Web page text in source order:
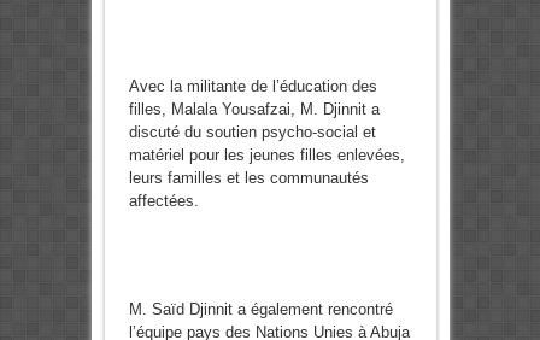
Avec la militante de l’éducation des
filles, Malala Yousafzai, M. Djinnit a
discuté du soutien psycho-social et
matériel pour les jeunes filles enlevées,
leurs familles et les communautés
affectées.
M. Saïd Djinnit a également rencontré
l’équipe pays des Nations Unies à Abuja